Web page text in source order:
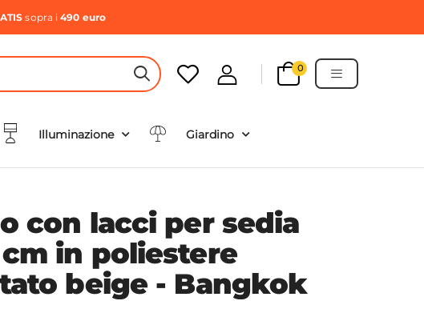
sopra i490 euro
HEADER SEARCH BUTTON
0
Illuminazione Giardino
con lacci per sedia
in poliestere
beige - Bangkok